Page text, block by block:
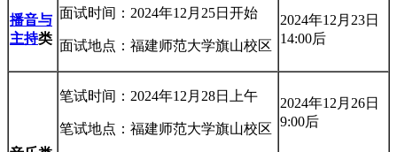
播音与
主持类
面试时间：2024年12月25日开始
面试地点：福建师范大学旗山校区
2024年12月23日
14:00后
笔试时间：2024年12月28日上午
笔试地点：福建师范大学旗山校区
2024年12月26日
9:00后